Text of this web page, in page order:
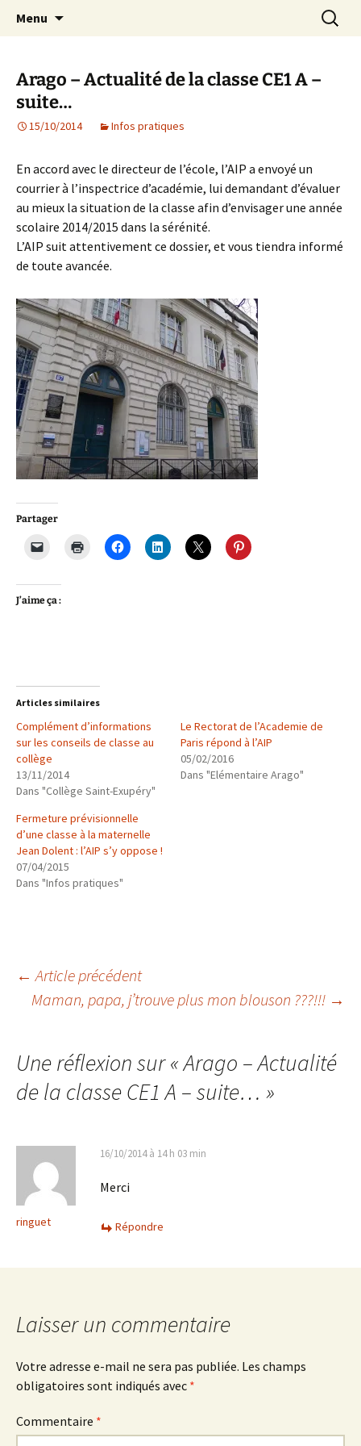
AIP Paris 14 – Association
Indépendante des Parents
d'élèves depuis 1981
Agit – s'Investit – Participe au service des
enfants du secteur scolaire Dolent-Arago-
Menu
Arago – Actualité de la classe CE1 A –
suite…
15/10/2014 Infos pratiques
En accord avec le directeur de l’école, l’AIP a envoyé un
courrier à l’inspectrice d’académie, lui demandant d’évaluer
au mieux la situation de la classe afin d’envisager une année
scolaire 2014/2015 dans la sérénité.
L’AIP suit attentivement ce dossier, et vous tiendra informé
de toute avancée.
Partager
J’aime ça :
Articles similaires
Complément d’informations
sur les conseils de classe au
collège
13/11/2014
Dans "Collège Saint-Exupéry"
Le Rectorat de l’Academie de
Paris répond à l’AIP
05/02/2016
Dans "Elémentaire Arago"
Fermeture prévisionnelle
d’une classe à la maternelle
Jean Dolent : l’AIP s’y oppose !
07/04/2015
Dans "Infos pratiques"
Navigation
articles
← Article précédent
Maman, papa, j’trouve plus mon blouson ???!!! →
Une réflexion sur «Arago – Actualité
de la classe CE1 A – suite… »
ringuet
16/10/2014 à 14 h 03 min
Merci
Répondre
Laisser un commentaire
Votre adresse e-mail ne sera pas publiée. Les champs
obligatoires sont indiqués avec *
Commentaire *